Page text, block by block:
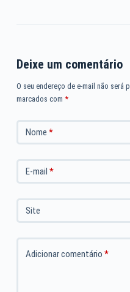
Deixe um comentário
O seu endereço de e-mail não será
marcados com *
Nome *
E-mail *
Site
Adicionar comentário *